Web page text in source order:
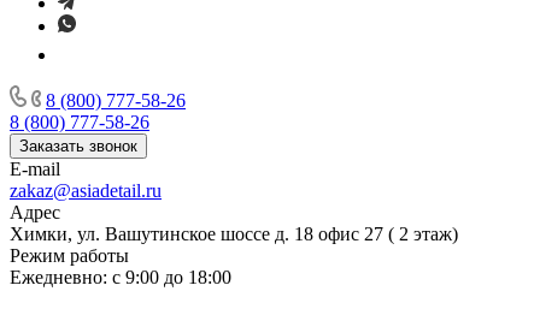
8 (800) 777-58-26
8 (800) 777-58-26
Заказать звонок
E-mail
zakaz@asiadetail.ru
Адрес
Химки, ул. Вашутинское шоссе д. 18 офис 27 ( 2 этаж)
Режим работы
Ежедневно: с 9:00 до 18:00